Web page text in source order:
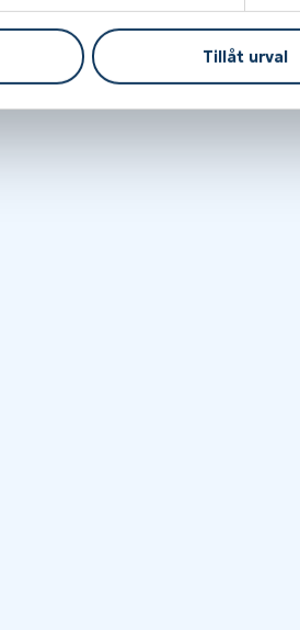
Tillåt urval